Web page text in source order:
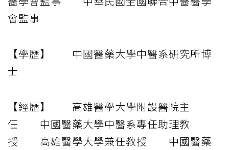
會監事
【學歷】 中國醫藥大學中醫系研究所博
士
【經歷】 高雄醫學大學附設醫院主
任 中國醫藥大學中醫系專任助理教
授 高雄醫學大學兼任教授 中國醫藥